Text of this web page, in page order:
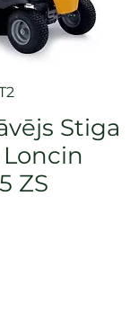
Stiga
Loncin
ZS